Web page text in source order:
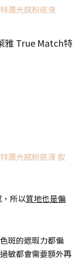
雅 True Match特
所以質地也是偏
斑的遮瑕力都偏
敏都會需要額外再